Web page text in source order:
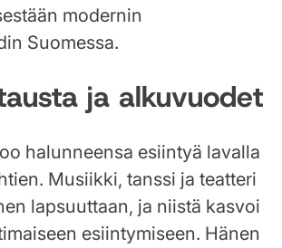
modernin
Suomessa.
ja alkuvuodet
halunneensa esiintyä lavalla
Musiikki, tanssi ja teatteri
lapsuuttaan, ja niistä kasvoi
esiintymiseen. Hänen